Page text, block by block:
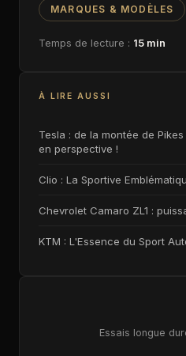
MARQUES & MODÈLES
Temps de lecture : 15 min
À LIRE AUSSI
Tesla : de la montée de
en perspective !
Clio : La Sportive
Chevrolet Camaro ZL1 :
KTM : L'Essence du Sport
Essais longue